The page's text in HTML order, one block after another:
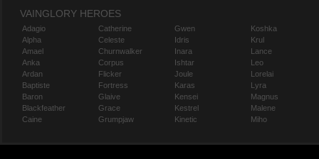
VAINGLORY HEROES
Adagio
Alpha
Amael
Anka
Ardan
Baptiste
Baron
Blackfeather
Caine
Catherine
Celeste
Churnwalker
Corpus
Flicker
Fortress
Glaive
Grace
Grumpjaw
Gwen
Idris
Inara
Ishtar
Joule
Karas
Kensei
Kestrel
Kinetic
Koshka
Krul
Lance
Leo
Lorelai
Lyra
Magnus
Malene
Miho